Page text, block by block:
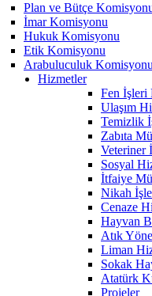
Plan ve Bütçe
İmar Komisyonu
Hukuk Komisyonu
Etik Komisyonu
Arabuluculuk Komisyonu
Hizmetler
Fen İşleri
Ulaşım
Temizlik
Zabıta
Veteriner
Sosyal
İtfaiye
Nikah
Cenaze
Hayvan
Atık
Liman
Sokak
Atatürk
Projeler